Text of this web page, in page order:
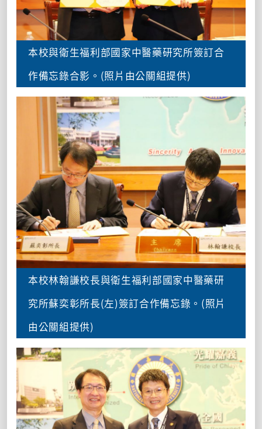
本校與衛生福利部國家中醫藥研究所簽訂合
作備忘錄合影。(照片由公關組提供)
本校林翰謙校長與衛生福利部國家中醫藥研
究所蘇奕彰所長(左)簽訂合作備忘錄。(照片
由公關組提供)